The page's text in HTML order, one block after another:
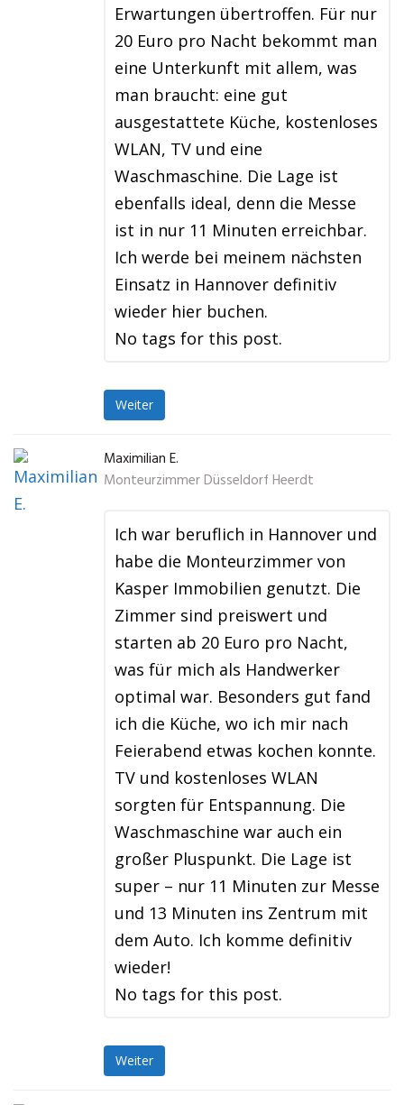
Erwartungen übertroffen. Für nur
20 Euro pro Nacht bekommt man
eine Unterkunft mit allem, was
man braucht: eine gut
ausgestattete Küche, kostenloses
WLAN, TV und eine
Waschmaschine. Die Lage ist
ebenfalls ideal, denn die Messe
ist in nur 11 Minuten erreichbar.
Ich werde bei meinem nächsten
Einsatz in Hannover definitiv
wieder hier buchen.
No tags for this post.
Weiter
Maximilian E.
Monteurzimmer Düsseldorf Heerdt
Ich war beruflich in Hannover und
habe die Monteurzimmer von
Kasper Immobilien genutzt. Die
Zimmer sind preiswert und
starten ab 20 Euro pro Nacht,
was für mich als Handwerker
optimal war. Besonders gut fand
ich die Küche, wo ich mir nach
Feierabend etwas kochen konnte.
TV und kostenloses WLAN
sorgten für Entspannung. Die
Waschmaschine war auch ein
großer Pluspunkt. Die Lage ist
super – nur 11 Minuten zur Messe
und 13 Minuten ins Zentrum mit
dem Auto. Ich komme definitiv
wieder!
No tags for this post.
Weiter